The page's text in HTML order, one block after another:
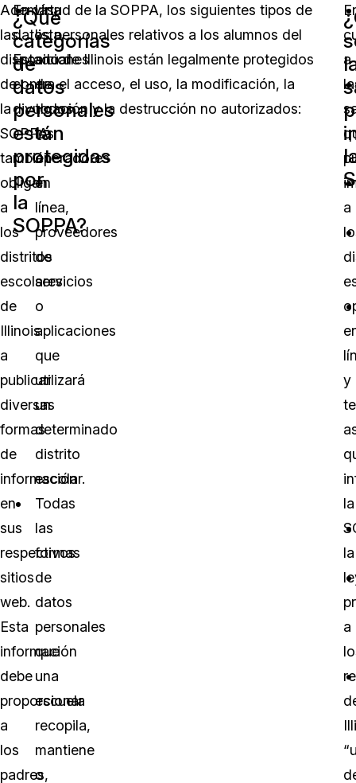
Además,
las
disposiciones
de
la
SOPPA
también
obligan
a
los
distritos
escolares
de
Illinois
a
publicar
diversas
formas
de
información
en
sus
respectivos
sitios
web.
Esta
información
debe
proporcionar
a
los
padres,
Una
lista
anual
de
todos
los
operadores
en
línea,
proveedores
de
servicios
o
aplicaciones
que
utilizará
un
determinado
distrito
escolar.
Todas
las
formas
de
datos
personales
que
una
escuela
recopila,
mantiene
o
¿Qué
categorías
de
datos
personales
están
protegidas
por
la
SOPPA?
En virtud de la SOPPA, los siguientes tipos de
datos personales relativos a los alumnos del
Estado de Illinois están legalmente protegidos
contra el acceso, el uso, la modificación, la
divulgación y la destrucción no autorizados:
a
a
y
la
la
a